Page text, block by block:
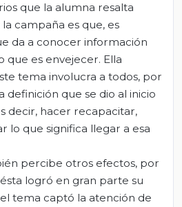
que la alumna resalta
campaña es que, es
da a conocer información
es envejecer. Ella
tema involucra a todos, por
definición que se dio al inicio
decir, hacer recapacitar,
lo que significa llegar a esa
percibe otros efectos, por
logró en gran parte su
tema captó la atención de